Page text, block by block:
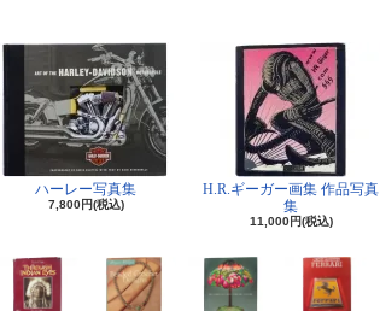
ハーレー写真集
7,800円(税込)
H.R.ギーガー画集 作品写真
集
11,000円(税込)